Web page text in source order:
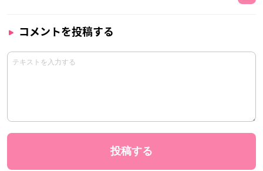
コメントを投稿する